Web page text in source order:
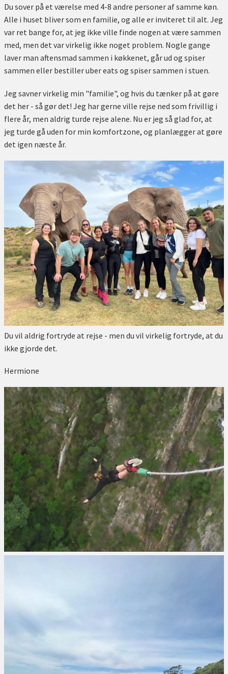
Du sover på et værelse med 4-8 andre personer af samme køn.
Alle i huset bliver som en familie, og alle er inviteret til alt. Jeg
var ret bange for, at jeg ikke ville finde nogen at være sammen
med, men det var virkelig ikke noget problem. Nogle gange
laver man aftensmad sammen i køkkenet, går ud og spiser
sammen eller bestiller uber eats og spiser sammen i stuen.
Jeg savner virkelig min "familie", og hvis du tænker på at gøre
det her - så gør det! Jeg har gerne ville rejse ned som frivillig i
flere år, men aldrig turde rejse alene. Nu er jeg så glad for, at
jeg turde gå uden for min komfortzone, og planlægger at gøre
det igen næste år.
Du vil aldrig fortryde at rejse - men du vil virkelig fortryde, at du
ikke gjorde det.
Hermione